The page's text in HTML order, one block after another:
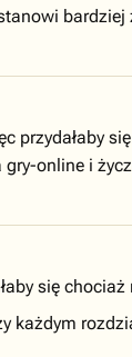
online i
się
każdym